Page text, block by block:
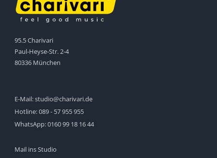
95.5 Charivari
Paul-Heyse-Str. 2-4
80336 München
E-Mail:studio@charivari.de
Hotline:089 - 57 955 955
WhatsApp:0160 99 18 16 44
Mail ins Studio